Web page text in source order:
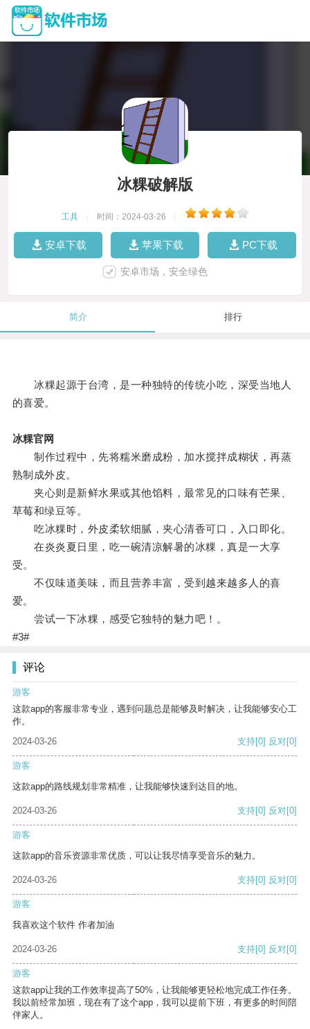
冰粿破解版
工具 时间：2024-03-26
安卓下载 苹果下载 PC下载
安卓市场，安全绿色
简介 排行
冰粿起源于台湾，是一种独特的传统小吃，深受当地人
的喜爱。
冰粿官网
制作过程中，先将糯米磨成粉，加水搅拌成糊状，再蒸
熟制成外皮。
夹心则是新鲜水果或其他馅料，最常见的口味有芒果、
草莓和绿豆等。
吃冰粿时，外皮柔软细腻，夹心清香可口，入口即化。
在炎炎夏日里，吃一碗清凉解暑的冰粿，真是一大享
受。
不仅味道美味，而且营养丰富，受到越来越多人的喜
爱。
尝试一下冰粿，感受它独特的魅力吧！。
#3#
评论
游客
这款app的客服非常专业，遇到问题总是能够及时解决，让我能够安心工
作。
2024-03-26
支持[0] 反对[0]
游客
这款app的路线规划非常精准，让我能够快速到达目的地。
2024-03-26 支持[0] 反对[0]
游客
这款app的音乐资源非常优质，可以让我尽情享受音乐的魅力。
2024-03-26 支持[0] 反对[0]
游客
我喜欢这个软件 作者加油
2024-03-26 支持[0] 反对[0]
游客
这款app让我的工作效率提高了50%，让我能够更轻松地完成工作任务。
我以前经常加班，现在有了这个app，我可以提前下班，有更多的时间陪
伴家人。